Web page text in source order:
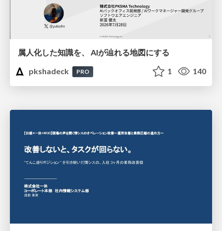
属人化した知識を、 AIが辿れる地図にする
pkshadeck
PRO 1 140